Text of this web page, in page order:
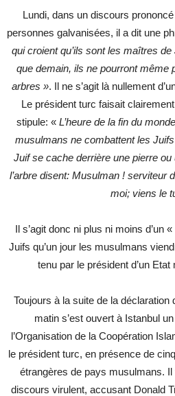
Lundi, dans un discours
personnes galvanisées, il a dit une
qui croient qu’ils sont les maîtres
que demain, ils ne pourront même
arbres ». Il ne s’agit là nullement
Le président turc faisait
stipule: « L’heure de la fin du
musulmans ne combattent les
Juif se cache derrière une pierre
l’arbre disent: Musulman ! serviteur
moi; viens le
Il s’agit donc ni plus ni moins d’un
Juifs qu’un jour les musulmans
tenu par le président d’un
Toujours à la suite de la
matin s’est ouvert à Istanbul
l’Organisation de la Coopération
le président turc, en présence de
étrangères de pays musulmans.
discours virulent, accusant Donald